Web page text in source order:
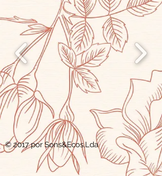
© 2017 por Sons&Ecos,Lda